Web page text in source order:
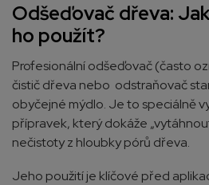
Odšeďovač dřeva:
ho použít?
Profesionální odšeďovač (často
čistič dřeva nebo odstraňovač
obyčejné mýdlo. Je to speciálně
přípravek, který dokáže
nečistoty z hloubky pórů dřeva.
Jeho použití je klíčové před